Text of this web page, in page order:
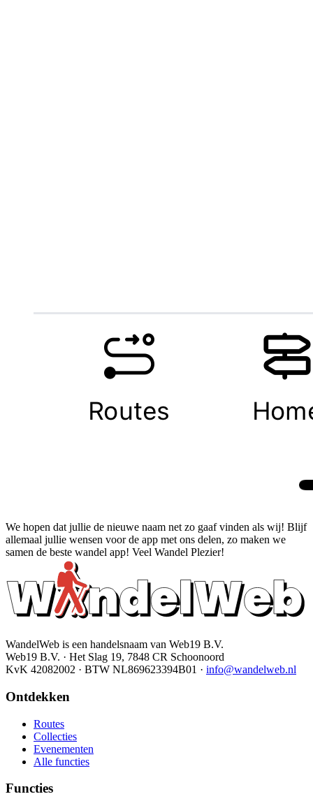
We hopen dat jullie de nieuwe naam net zo gaaf vinden als wij! Blijf
allemaal jullie wensen voor de app met ons delen, zo maken we
samen de beste wandel app! Veel Wandel Plezier!
WandelWeb is een handelsnaam van Web19 B.V.
Web19 B.V. · Het Slag 19, 7848 CR Schoonoord
KvK 42082002 · BTW NL869623394B01 · info@wandelweb.nl
Ontdekken
Routes
Collecties
Evenementen
Alle functies
Functies